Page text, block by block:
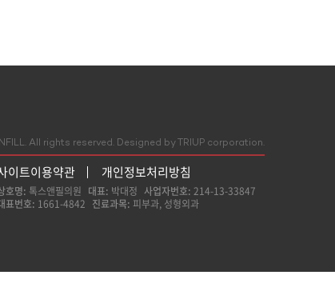
All rights reserved. Designed by TRIUP corporation.
이트이용약관 개인정보처리방침
호명: 톡스앤필의원 대표: 박대정 사업자번호: 214-13-33847
표번호: 1661-4842 진료과목: 피부과, 성형외과